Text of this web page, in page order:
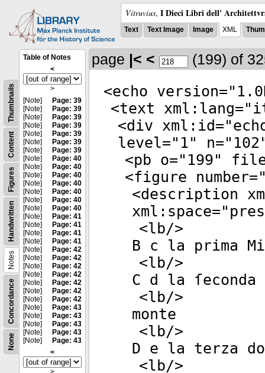
Vitruvius, I Dieci Libri dell'
Text Text Image Image XML
None
Concordance
Notes
Handwritten
Figures
Content
Thumbnails
Table of Notes
<
>
[Note]
Page: 39
[Note]
Page: 39
[Note]
Page: 39
[Note]
Page: 39
[Note]
Page: 39
[Note]
Page: 39
[Note]
Page: 39
[Note]
Page: 40
[Note]
Page: 40
[Note]
Page: 40
[Note]
Page: 40
[Note]
Page: 40
[Note]
Page: 40
[Note]
Page: 40
[Note]
Page: 41
[Note]
Page: 41
[Note]
Page: 41
[Note]
Page: 41
[Note]
Page: 42
[Note]
Page: 42
[Note]
Page: 42
[Note]
Page: 42
[Note]
Page: 42
[Note]
Page: 42
[Note]
Page: 42
[Note]
Page: 43
[Note]
Page: 43
[Note]
Page: 43
[Note]
Page: 43
[Note]
Page: 43
<
page |< < (199) of
<echo version="
<text xml:lang="
<div xml:id="
level=" 1" n=" 102
<pb o=" 199"
<figure number
<description
xml:space="
<lb/>
B c la prima
<lb/>
C d la
<lb/>
monte
<lb/>
D e la terza
<lb/>